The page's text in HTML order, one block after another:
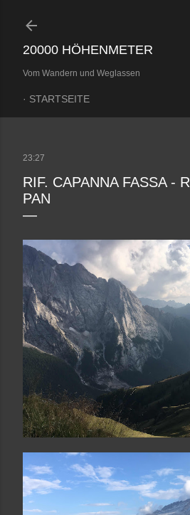
20000 HÖHENMETER
Vom Wandern und Weglassen
STARTSEITE
23:27
RIF. CAPANNA FASSA -
PAN